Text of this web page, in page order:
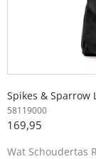
Spikes & Sparrow
58119000
169,95
Wat Schoudertas